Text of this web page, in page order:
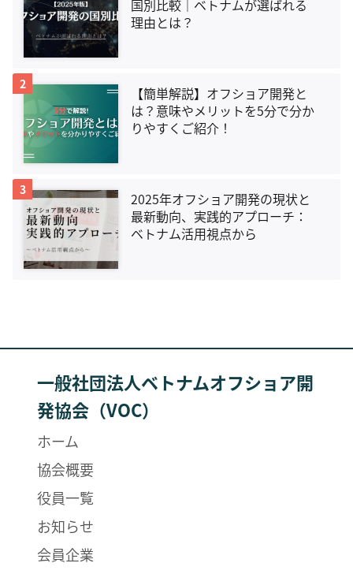
国別比較｜ベトナムが選ばれる
理由とは？
2
【簡単解説】オフショア開発と
は？意味やメリットを5分で分か
りやすくご紹介！
3
2025年オフショア開発の現状と
最新動向、実践的アプローチ：
ベトナム活用視点から
一般社団法人ベトナムオフショア開
発協会（VOC）
ホーム
協会概要
役員一覧
お知らせ
会員企業